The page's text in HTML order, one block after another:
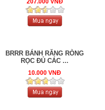
BRRR BÁNH RĂNG RÒNG
RỌC ĐỦ CÁC ...
10.000 VNĐ